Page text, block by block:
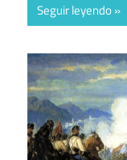
Seguir leyendo